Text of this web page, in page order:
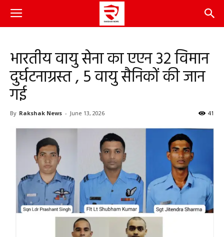
भारतीय वायु सेना का एएन 32 विमान
दुर्घटनाग्रस्त , 5 वायु सैनिकों की जान
गई
By Rakshak News - June 13, 2026 41